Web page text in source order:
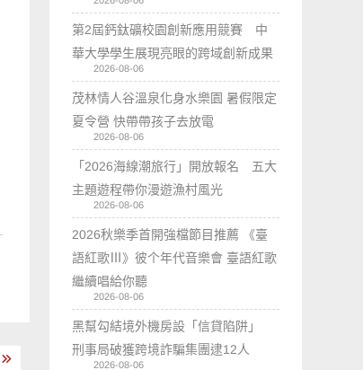
第2屆鈣鈦礦校園創新應用競賽 中
華大學學生展現亮眼的跨域創新成果
2026-08-06
茂林情人谷溫泉化身水樂園 暑假限定
夏令營 快帶帶孩子去放電
2026-08-06
「2026海線潮旅行」開放報名 五大
主題遊程帶你漫遊漁村風光
2026-08-06
2026秋樂季首開強檔節目推薦 《臺
語紅歌Ⅲ》彼个年代音樂會 臺語紅歌
繼續唱給你聽
2026-08-06
黑幫勾結境外機房設「信貸陷阱」
刑事局破獲跨境詐騙集團逮12人
2026-08-06